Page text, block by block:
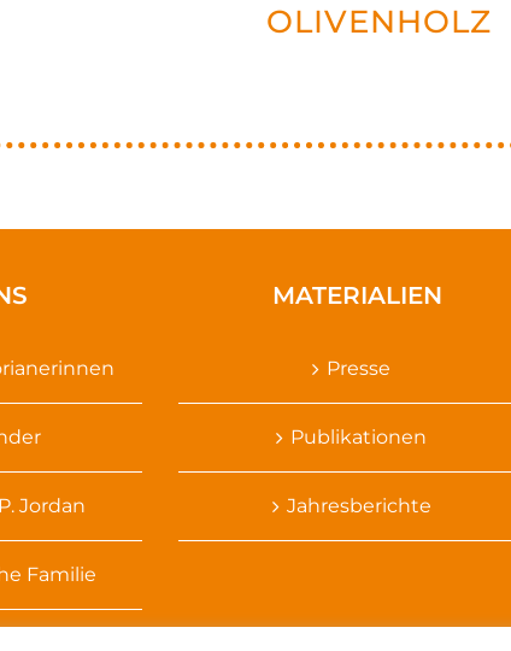
OLIVENHOLZ
Jordan
Familie
MATERIALIEN
Presse
Publikationen
Jahresberichte